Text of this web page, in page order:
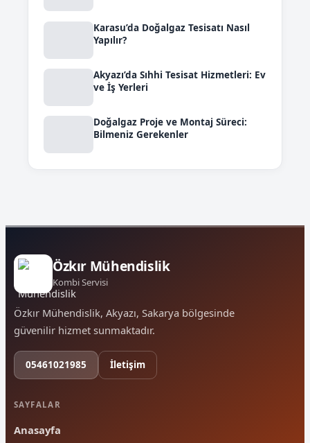
Karasu’da Doğalgaz Tesisatı Nasıl
Yapılır?
Akyazı’da Sıhhi Tesisat Hizmetleri: Ev
ve İş Yerleri
Doğalgaz Proje ve Montaj Süreci:
Bilmeniz Gerekenler
Özkır Mühendislik
Kombi Servisi
Özkır Mühendislik, Akyazı, Sakarya bölgesinde
güvenilir hizmet sunmaktadır.
05461021985 İletişim
SAYFALAR
Anasayfa